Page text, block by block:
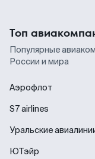
Топ
Популярные
России и мира
Аэрофлот
S7 airlines
Уральские
ЮТэйр